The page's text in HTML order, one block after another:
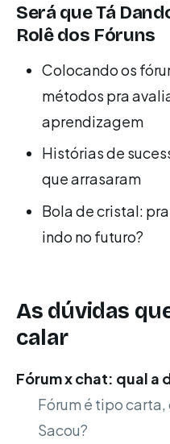
Será que Tá
Rolê dos Fóruns
Colocando os
métodos pra
aprendizagem
Histórias de
que arrasaram
Bola de cristal:
indo no futuro?
As dúvidas
calar
Fórum x chat: qual a
Fórum é tipo
Sacou?